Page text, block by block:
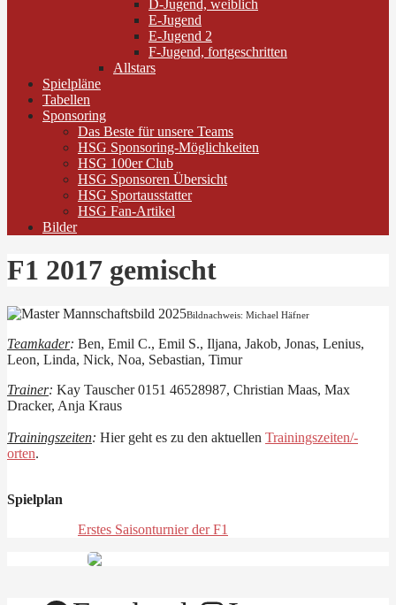
D-Jugend, weiblich
E-Jugend
E-Jugend 2
F-Jugend, fortgeschritten
Allstars
Spielpläne
Tabellen
Sponsoring
Das Beste für unsere Teams
HSG Sponsoring-Möglichkeiten
HSG 100er Club
HSG Sponsoren Übersicht
HSG Sportausstatter
HSG Fan-Artikel
Bilder
F1 2017 gemischt
Bildnachweis: Michael Häfner
Teamkader: Ben, Emil C., Emil S., Iljana, Jakob, Jonas, Lenius,
Leon, Linda, Nick, Noa, Sebastian, Timur
Trainer: Kay Tauscher 0151 46528987, Christian Maas, Max
Dracker, Anja Kraus
Trainingszeiten: Hier geht es zu den aktuellen Trainingszeiten/-
orten.
Spielplan
Erstes Saisonturnier der F1